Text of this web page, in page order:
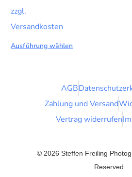
zzgl.
Versandkosten
Ausführung wählen
AGB
Zahlung und Versand
Vertrag widerrufen
© 2026 Steffen Freiling
Reserved